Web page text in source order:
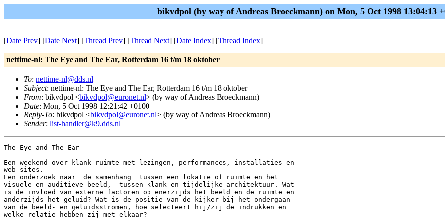
bikvdpol (by way of Andreas Broeckmann) on Mon, 5 Oct 1998 13:04:13
[Date Prev] [Date Next] [Thread Prev] [Thread Next] [Date Index] [Thread Index]
nettime-nl: The Eye and The Ear, Rotterdam 16 t/m 18 oktober
To: nettime-nl@dds.nl
Subject: nettime-nl: The Eye and The Ear, Rotterdam 16 t/m 18 oktober
From: bikvdpol <bikvdpol@euronet.nl> (by way of Andreas Broeckmann)
Date: Mon, 5 Oct 1998 12:21:42 +0100
Reply-To: bikvdpol <bikvdpol@euronet.nl> (by way of Andreas Broeckmann)
Sender: list-handler@k9.dds.nl
The Eye and The Ear
Een weekend over klank-ruimte met lezingen, performances, installaties en
web-sites.
Een onderzoek naar  de samenhang  tussen een lokatie of ruimte en het
visuele en auditieve beeld,  tussen klank en tijdelijke architektuur. Wat
is de invloed van externe factoren op enerzijds het beeld en de ruimte en
anderzijds het geluid? Wat is de positie van de kijker bij het ondergaan
van de beeld- en geluidsstromen, hoe selecteert hij/zij de indrukken en
welke relatie hebben zij met elkaar?